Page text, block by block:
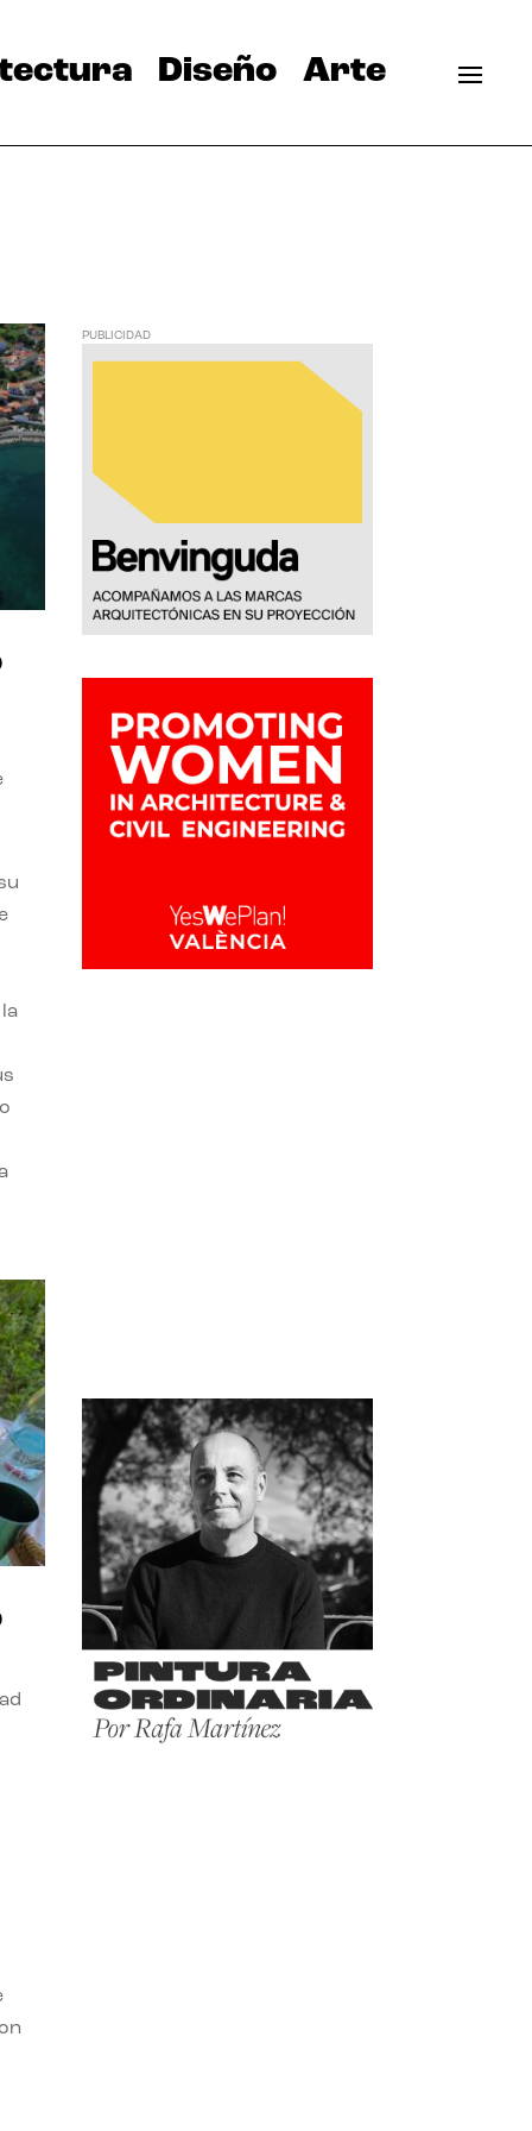
Diseño Arte
PUBLICIDAD